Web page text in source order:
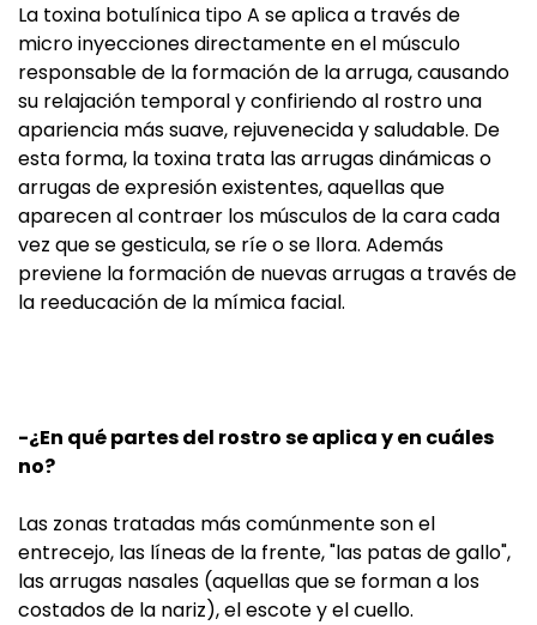
La toxina botulínica tipo A se aplica a través de
micro inyecciones directamente en el músculo
responsable de la formación de la arruga, causando
su relajación temporal y confiriendo al rostro una
apariencia más suave, rejuvenecida y saludable. De
esta forma, la toxina trata las arrugas dinámicas o
arrugas de expresión existentes, aquellas que
aparecen al contraer los músculos de la cara cada
vez que se gesticula, se ríe o se llora. Además
previene la formación de nuevas arrugas a través de
la reeducación de la mímica facial.
-¿En qué partes del rostro se aplica y en cuáles
no?
Las zonas tratadas más comúnmente son el
entrecejo, las líneas de la frente, "las patas de gallo",
las arrugas nasales (aquellas que se forman a los
costados de la nariz), el escote y el cuello.